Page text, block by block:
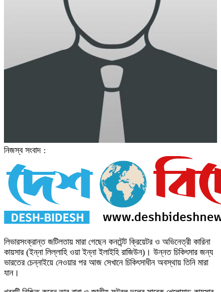
নিজস্ব সংবাদ :
লিভারসংক্রান্ত জটিলতায় মারা গেছেন কনটেন্ট ক্রিয়েটর ও অভিনেত্রী কারিনা
কায়সার (ইন্না লিল্লাহি ওয়া ইন্না ইলাইহি রাজিউন)। উন্নত চিকিৎসার জন্য
ভারতের চেন্নাইয়ে নেওয়ার পর আজ সেখানে চিকিৎসাধীন অবস্থায় তিনি মারা
যান।